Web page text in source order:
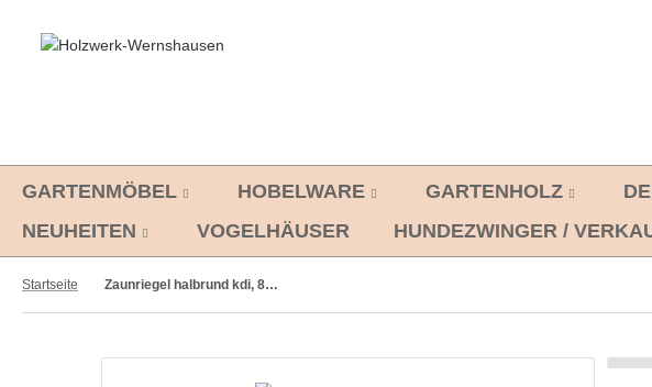
GARTENMÖBEL HOBELWARE GARTENHOLZ
NEUHEITEN
VOGELHÄUSER HUNDEZWINGER /
Startseite Zaunriegel halbrund kdi, 8 x 300 cm, 10 Stück